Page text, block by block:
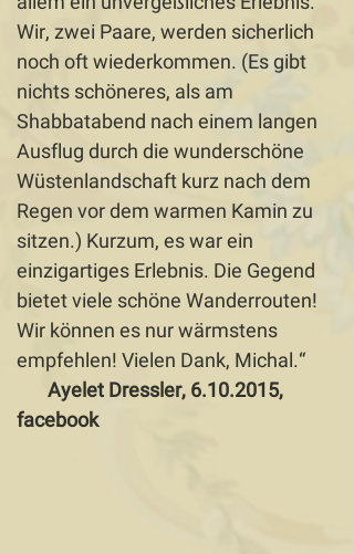
Wir, zwei Paare, werden sicherlich
noch oft wiederkommen. (Es gibt
nichts schöneres, als am
Shabbatabend nach einem langen
Ausflug durch die wunderschöne
Wüstenlandschaft kurz nach dem
Regen vor dem warmen Kamin zu
sitzen.) Kurzum, es war ein
einzigartiges Erlebnis. Die Gegend
bietet viele schöne Wanderrouten!
Wir können es nur wärmstens
empfehlen! Vielen Dank, Michal.“
Ayelet Dressler,6.10.2015,
facebook